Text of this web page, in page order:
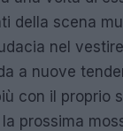
della scena
nel
a nuove
con il proprio
prossima